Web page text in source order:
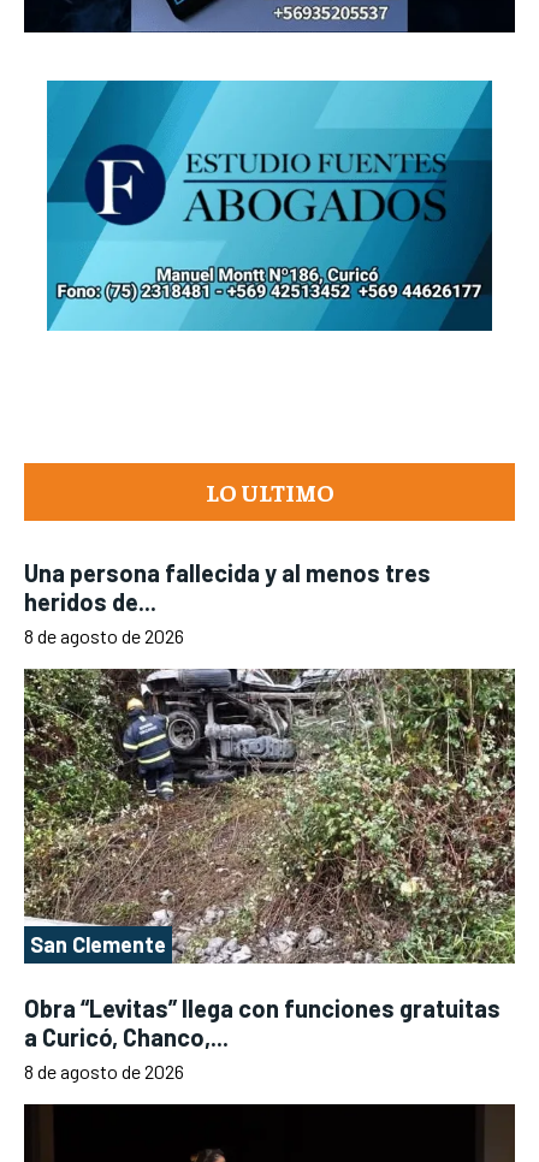
LO ULTIMO
Una persona fallecida y al menos tres
heridos de...
8 de agosto de 2026
San Clemente
Obra “Levitas” llega con funciones gratuitas
a Curicó, Chanco,...
8 de agosto de 2026